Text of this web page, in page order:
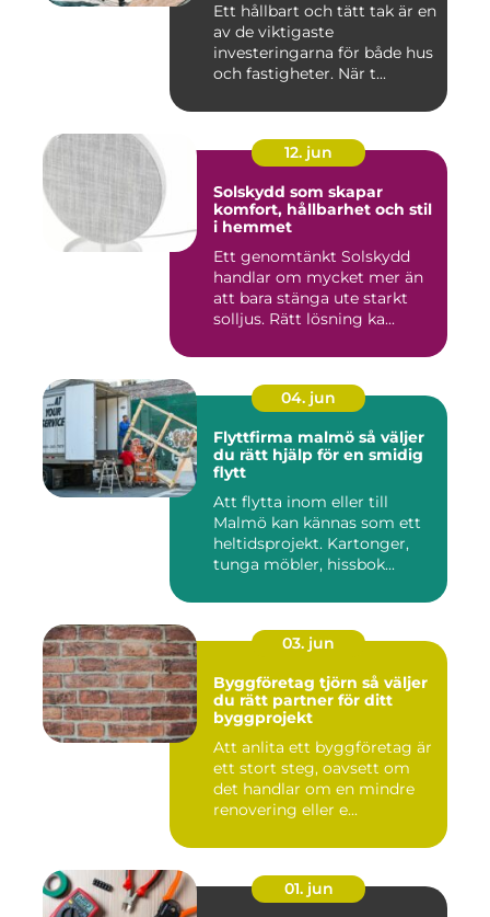
Ett hållbart och tätt tak är en
av de viktigaste
investeringarna för både hus
och fastigheter. När t...
12. jun
Solskydd som skapar
komfort, hållbarhet och stil
i hemmet
Ett genomtänkt Solskydd
handlar om mycket mer än
att bara stänga ute starkt
solljus. Rätt lösning ka...
04. jun
Flyttfirma malmö så väljer
du rätt hjälp för en smidig
flytt
Att flytta inom eller till
Malmö kan kännas som ett
heltidsprojekt. Kartonger,
tunga möbler, hissbok...
03. jun
Byggföretag tjörn så väljer
du rätt partner för ditt
byggprojekt
Att anlita ett byggföretag är
ett stort steg, oavsett om
det handlar om en mindre
renovering eller e...
01. jun